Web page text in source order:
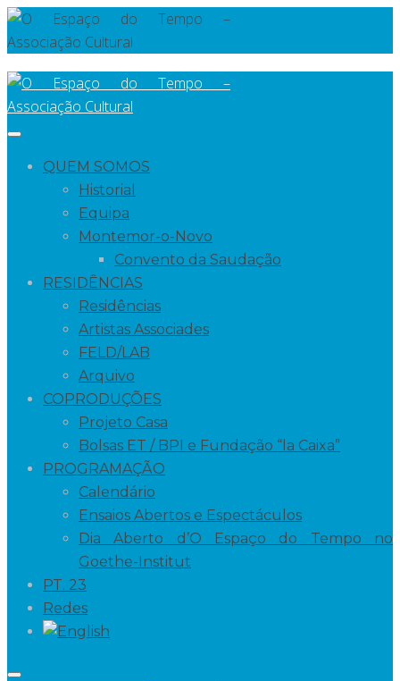
Skip
to
content
QUEM SOMOS
Historial
Equipa
Montemor-o-Novo
Convento da Saudação
RESIDÊNCIAS
Residências
Artistas Associades
FELD/LAB
Arquivo
COPRODUÇÕES
Projeto Casa
Bolsas ET / BPI e Fundação “la Caixa”
PROGRAMAÇÃO
Calendário
Ensaios Abertos e Espectáculos
Dia Aberto d’O Espaço do Tempo no
Goethe-Institut
PT. 23
Redes